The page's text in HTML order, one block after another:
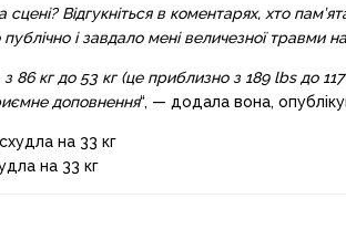
Відгукніться в коментарях, хто
і завдало мені величезної травми
86 кг до 53 кг (це приблизно з 189 lbs до
доповнення“, — додала вона,
на 33 кг